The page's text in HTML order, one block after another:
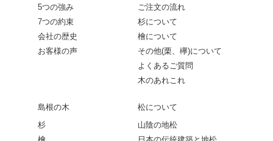
5つの強み
7つの約束
会社の歴史
お客様の声
ご注文の流れ
杉について
檜について
その他(栗、欅)について
よくあるご質問
木のあれこれ
島根の木
杉
松について
山陰の地松